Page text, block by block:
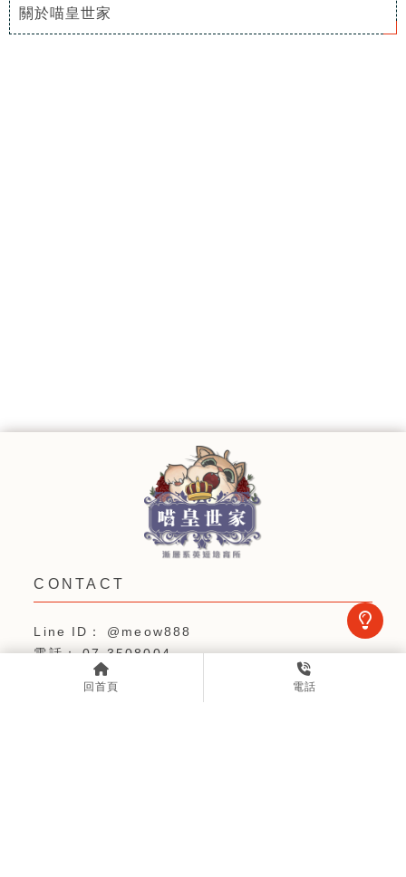
關於喵皇世家
回首頁 電話
@meow888
07-3508004
def880907@gmail.com
高雄市三民區鼎中路98號2樓之2